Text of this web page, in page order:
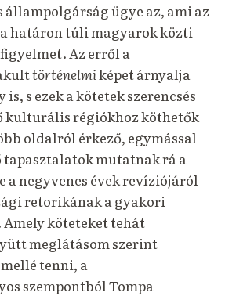
állampolgárság ügye az, ami az
határon túli magyarok közti
Az erről a
történelmiképet árnyalja
s ezek a kötetek szerencsés
kulturális régiókhoz köthetők
oldalról érkező, egymással
tapasztalatok mutatnak rá a
negyvenes évek revíziójáról
retorikának a gyakori
köteteket tehát
meglátásom szerint
tenni, a
szempontból Tompa